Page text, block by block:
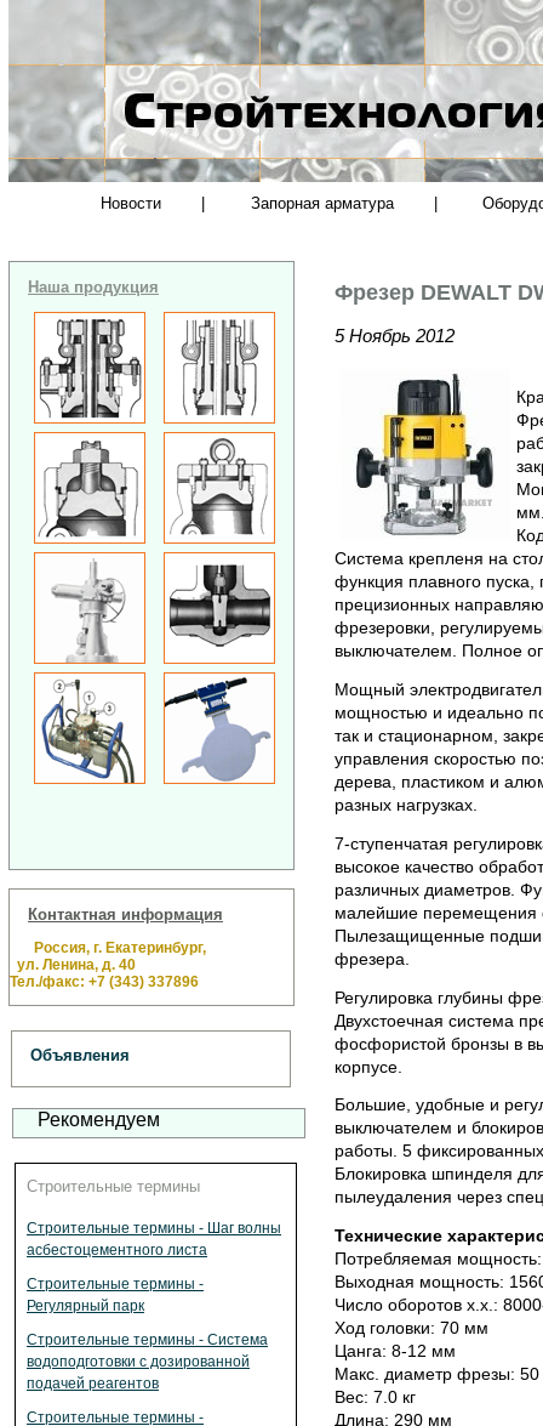
Новости Запорная арматура
Наша продукция
Контактная информация
Россия, г. Екатеринбург,
ул. Ленина, д. 40
Тел./факс: +7 (343) 337896
Объявления
Рекомендуем
Строительные термины
Строительные термины - Шаг волны
асбестоцементного листа
Строительные термины -
Регулярный парк
Строительные термины - Система
водоподготовки с дозированной
подачей реагентов
Строительные термины -
Фрезер DEWALT
5 Ноябрь 2012
Система крепленя на
функция плавного
прецизионных
фрезеровки,
выключателем. Полное
Мощный
мощностью и идеально
так и стационарном,
управления скоростью
дерева, пластиком и
разных нагрузках.
7-ступенчатая
высокое качество
различных диаметров.
малейшие перемещения
Пылезащищенные
фрезера.
Регулировка глубины
Двухстоечная система
фосфористой бронзы в
корпусе.
Большие, удобные и
выключателем и
работы. 5
Блокировка шпинделя
пылеудаления через
Технические
Потребляемая
Выходная мощность:
Число оборотов х.х.:
Ход головки: 70 мм
Цанга: 8-12 мм
Макс. диаметр фрезы:
Вес: 7.0 кг
Длина: 290 мм